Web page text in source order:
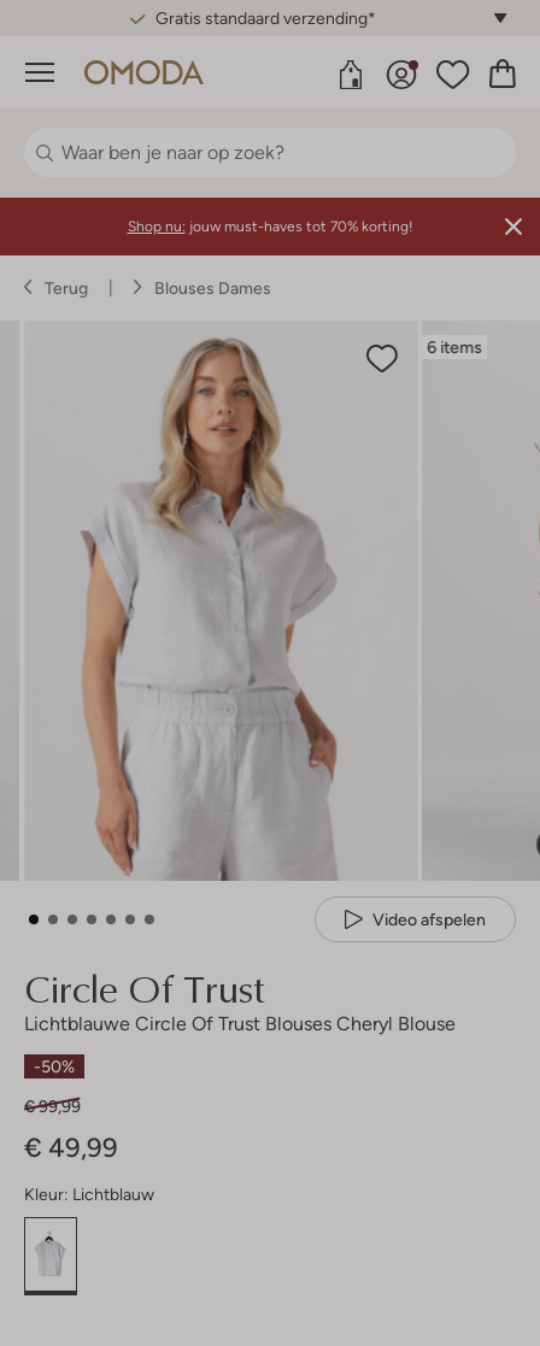
Gratis standaard verzending*
Menu
Shop nu: jouw must-haves tot 70% korting!
Terug Blouses Dames
6 items
Video afspelen
Circle Of Trust
Lichtblauwe Circle Of Trust Blouses Cheryl Blouse
-50%
€ 99,99
€ 49,99
Kleur: Lichtblauw